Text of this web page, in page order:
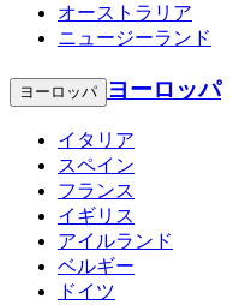
オーストラリア
ニュージーランド
ヨーロッパ ヨーロッパ
イタリア
スペイン
フランス
イギリス
アイルランド
ベルギー
ドイツ